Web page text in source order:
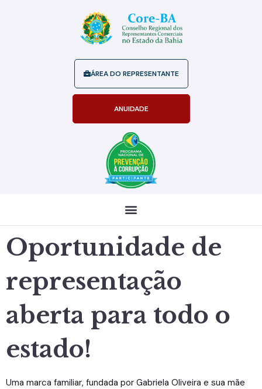
ÁREA DO REPRESENTANTE
ANUIDADE
Oportunidade de
representação
aberta para todo o
estado!
Uma marca familiar, fundada por Gabriela Oliveira e sua mãe